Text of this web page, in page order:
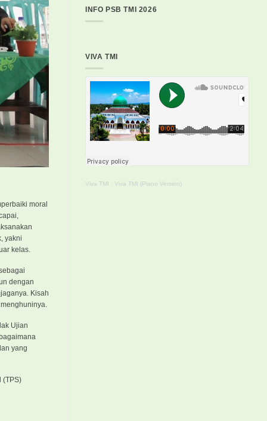
moral
yakni
kelas.
dengan
Kisah
Ujian
yang
(TPS)
INFO PSB TMI 2026
VIVA TMI
Viva TMI · Viva TMI (Piano Version)